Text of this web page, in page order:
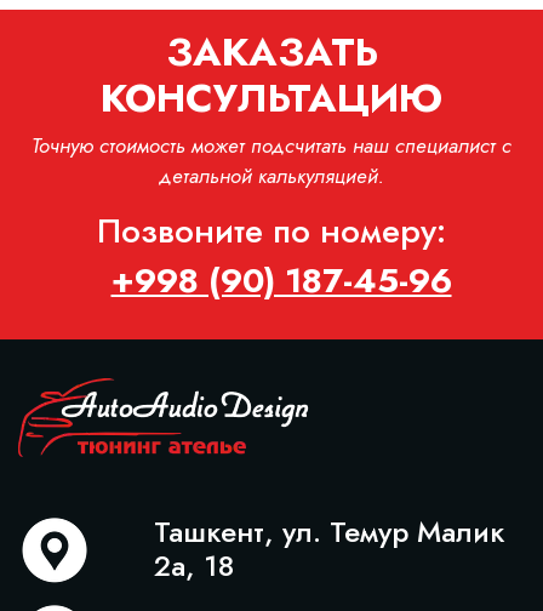
ЗАКАЗАТЬ
КОНСУЛЬТАЦИЮ
Точную стоимость может подсчитать наш специалист с
детальной калькуляцией.
Позвоните по номеру:
+998 (90) 187-45-96
Ташкент, ул. Темур Малик
2а, 18